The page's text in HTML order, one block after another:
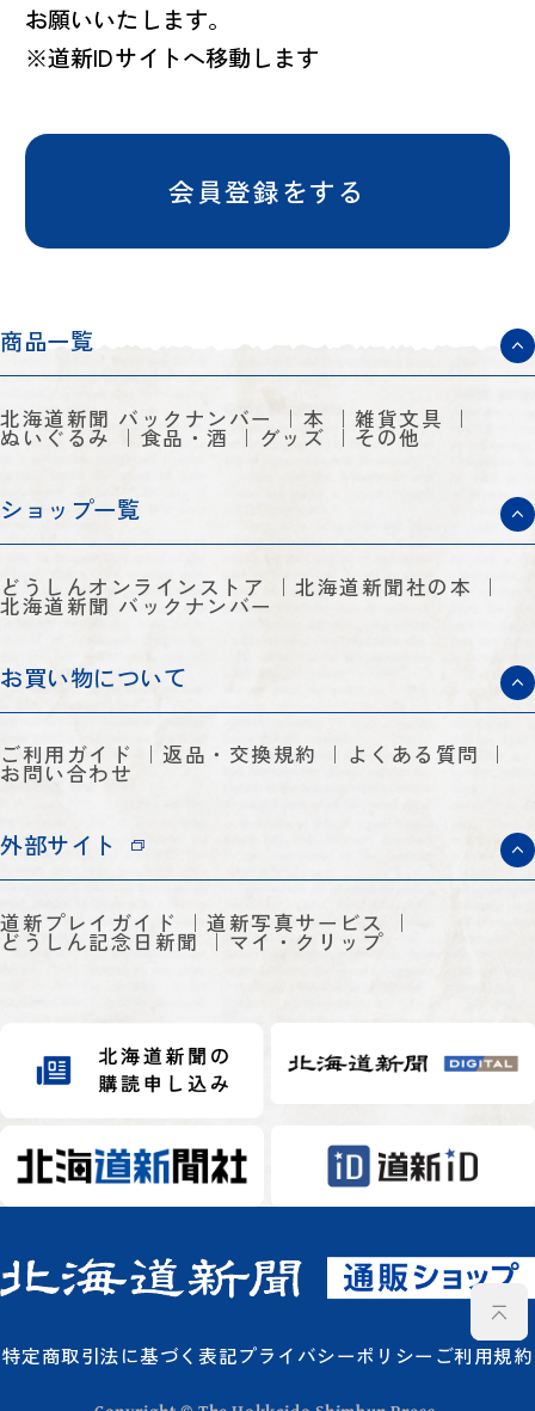
お願いいたします。
※道新IDサイトへ移動します
会員登録をする
商品一覧
北海道新聞 バックナンバー 本 雑貨文具
ぬいぐるみ 食品・酒 グッズ その他
ショップ一覧
どうしんオンラインストア 北海道新聞社の本
北海道新聞 バックナンバー
お買い物について
ご利用ガイド 返品・交換規約 よくある質問
お問い合わせ
外部サイト
道新プレイガイド 道新写真サービス
どうしん記念日新聞 マイ・クリップ
特定商取引法に基づく表記プライバシーポリシー ご利用規約